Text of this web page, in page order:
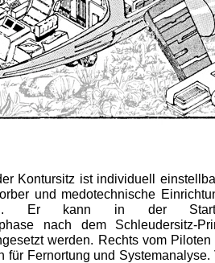
Kontursitz ist individuell
und medotechnische
Er kann in der
nach dem Schleudersitz-
werden. Rechts vom Piloten
für Fernortung und Systemanalyse.